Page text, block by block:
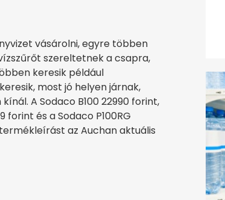
vásárolni, egyre többen
szereltetnek a csapra,
keresik például
keresik, most jó helyen járnak,
A Sodaco B100 22990 forint,
forint és a Sodaco P100RG
az Auchan aktuális